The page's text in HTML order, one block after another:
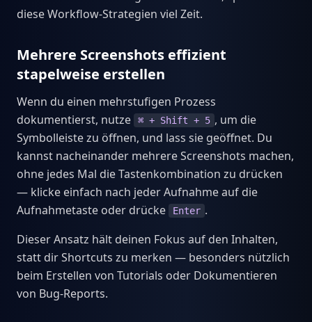
diese Workflow-Strategien viel Zeit.
Mehrere Screenshots effizient
stapelweise erstellen
Wenn du einen mehrstufigen Prozess
dokumentierst, nutze
⌘ + Shift + 5 , um die
Symbolleiste zu öffnen, und lass sie geöffnet. Du
kannst nacheinander mehrere Screenshots machen,
ohne jedes Mal die Tastenkombination zu drücken
— klicke einfach nach jeder Aufnahme auf die
Aufnahmetaste oder drücke
Enter .
Dieser Ansatz hält deinen Fokus auf den Inhalten,
statt dir Shortcuts zu merken — besonders nützlich
beim Erstellen von Tutorials oder Dokumentieren
von Bug-Reports.